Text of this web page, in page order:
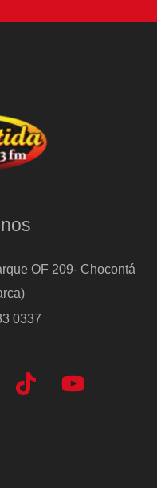
OF 209- Chocontá
0337